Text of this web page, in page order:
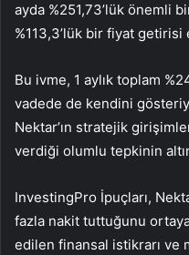
ayda %251,73’lük önemli
%113,3’lük bir fiyat getirisi
Bu ivme, 1 aylık toplam
vadede de kendini
Nektar’ın stratejik
verdiği olumlu tepkinin
InvestingPro İpuçları,
fazla nakit tuttuğunu
edilen finansal istikrarı ve